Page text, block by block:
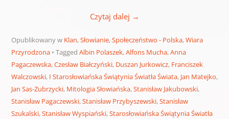
Czytaj dalej →
Opublikowany w Klan,Słowianie,Społeczeństwo - Polska,Wiara
Przyrodzona
Tagged Albin Polaszek,Alfons Mucha,Anna
Pagaczewska,Czesław Białczyński, Duszan Jurkowicz, Franciszek
Walczowski, I Starosłowiańska Świątynia Światła Świata, Jan Matejko,
Jan Sas-Zubrzycki, Mitologia Słowiańska,Stanisław Jakubowski,
Stanisław Pagaczewski,Stanisław Przybyszewski,Stanisław
Szukalski,Stanisław Wyspiański,Starosłowiańska Świątynia Światła